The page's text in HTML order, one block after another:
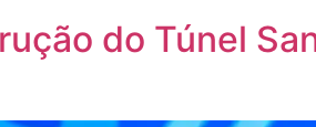
do Túnel